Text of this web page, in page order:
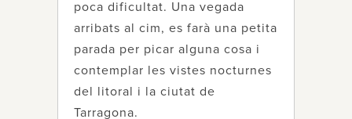
poca dificultat. Una vegada
arribats al cim, es farà una petita
parada per picar alguna cosa i
contemplar les vistes nocturnes
del litoral i la ciutat de
Tarragona.